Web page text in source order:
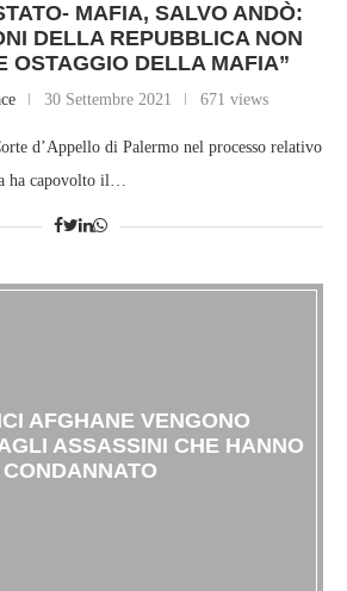
MAFIA, SALVO ANDÒ:
DELLA REPUBBLICA NON
OSTAGGIO DELLA MAFIA”
30 Settembre 2021 671 views
d’Appello di Palermo nel processo relativo
ha capovolto il…
AFGHANE VENGONO
ASSASSINI CHE HANNO
CONDANNATO